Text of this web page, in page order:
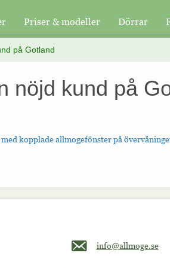
Priser & modeller Dörrar
på Gotland
nöjd kund på
kopplade allmogefönster på
Maila oss påinfo@allmoge.se